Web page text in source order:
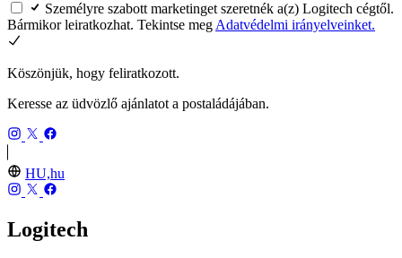
Személyre szabott marketinget szeretnék a(z) Logitech cégtől.
Bármikor leiratkozhat. Tekintse meg Adatvédelmi irányelveinket.
Köszönjük, hogy feliratkozott.
Keresse az üdvözlő ajánlatot a postaládájában.
HU,hu
Logitech